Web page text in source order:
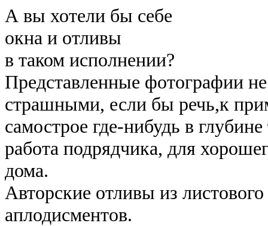
А вы хотели бы себе
окна и отливы
в таком исполнении?
Представленные фотографии
страшными, если бы речь,к
самострое где-нибудь в
работа подрядчика, для
дома.
Авторские отливы из
аплодисментов.